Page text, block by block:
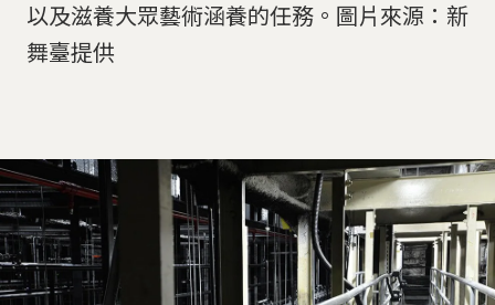
以及滋養大眾藝術涵養的任務。圖片來源：新
舞臺提供